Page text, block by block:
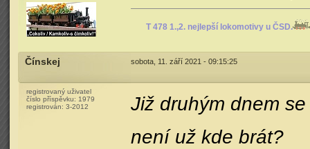
T 478 1.,2. nejlepší lokomotivy u ČSD.
Čínskej sobota, 11. září 2021 - 09:15:25
registrovaný uživatel
číslo příspěvku: 1979
registrován: 3-2012
Již druhým dnem
není už kde brát?